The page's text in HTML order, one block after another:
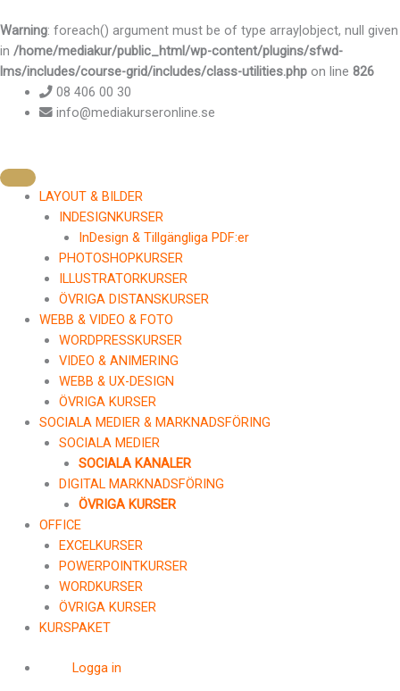
Warning: foreach() argument must be of type array|object, null given
in /home/mediakur/public_html/wp-content/plugins/sfwd-
lms/includes/course-grid/includes/class-utilities.php on line 826
till
innehåll
08 406 00 30
info@mediakurseronline.se
LAYOUT & BILDER
INDESIGNKURSER
InDesign & Tillgängliga PDF:er
PHOTOSHOPKURSER
ILLUSTRATORKURSER
ÖVRIGA DISTANSKURSER
WEBB & VIDEO & FOTO
WORDPRESSKURSER
VIDEO & ANIMERING
WEBB & UX-DESIGN
ÖVRIGA KURSER
SOCIALA MEDIER & MARKNADSFÖRING
SOCIALA MEDIER
SOCIALA KANALER
DIGITAL MARKNADSFÖRING
ÖVRIGA KURSER
OFFICE
EXCELKURSER
POWERPOINTKURSER
WORDKURSER
ÖVRIGA KURSER
KURSPAKET
Logga in